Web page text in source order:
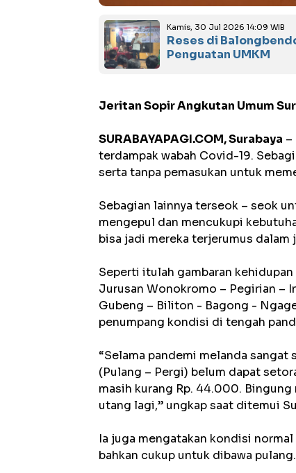
Kamis, 30 Jul 2026 14:09 WIB
Reses di
Penguatan UMKM
Jeritan Sopir Angkutan Umum
SURABAYAPAGI.COM, Surabaya –
terdampak wabah Covid-19.
serta tanpa pemasukan untuk
Sebagian lainnya terseok – seok
mengepul dan mencukupi
bisa jadi mereka terjerumus dalam
Seperti itulah gambaran
Jurusan Wonokromo – Pegirian –
Gubeng – Biliton - Bagong -
penumpang kondisi di tengah
“Selama pandemi melanda sangat
(Pulang – Pergi) belum dapat
masih kurang Rp. 44.000.
utang lagi,” ungkap saat ditemui
Ia juga mengatakan kondisi normal
bahkan cukup untuk dibawa pulang.